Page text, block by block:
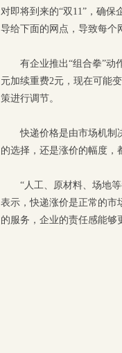
对即将到来的“双11”，确
导给下面的网点，导致每个
有企业推出“组合拳”动
元加续重费2元，现在可能
策进行调节。
快递价格是由市场机制
的选择，还是涨价的幅度，
“人工、原材料、场地
表示，快递涨价是正常的市
的服务，企业的责任感能够